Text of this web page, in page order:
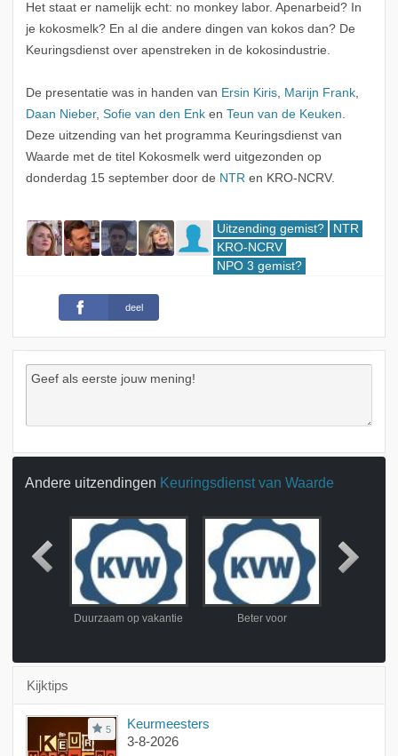
Het staat er namelijk echt: no monkey labor. Apenarbeid? In
je kokosmelk? En al die andere dingen van kokos dan? De
Keuringsdienst over apenstreken in de kokosindustrie.
De presentatie was in handen van Ersin Kiris, Marijn Frank,
Daan Nieber, Sofie van den Enken Teun van de Keuken.
Deze uitzending van het programma Keuringsdienst van
Waarde met de titel Kokosmelk werd uitgezonden op
donderdag 15 september door de NTRen KRO-NCRV.
Uitzending gemist?
NTR
KRO-NCRV
NPO 3 gemist?
deel
Andere uitzendingen Keuringsdienst van Waarde
Duurzaam op vakantie Beter voor
Kijktips
5
Keurmeesters
3-8-2026